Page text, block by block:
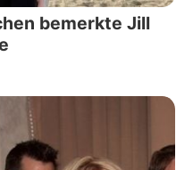
bemerkte Jill